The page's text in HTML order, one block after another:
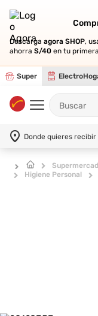
Descarga agora SHOP,
ahorra S/40 en tu
Super
Descarga agora SHOP,
ahorra S/40 en tu
Donde quieres
Higiene Personal